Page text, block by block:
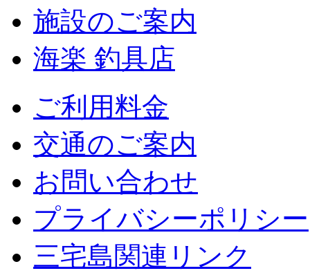
施設のご案内
海楽 釣具店
ご利用料金
交通のご案内
お問い合わせ
プライバシーポリシー
三宅島関連リンク